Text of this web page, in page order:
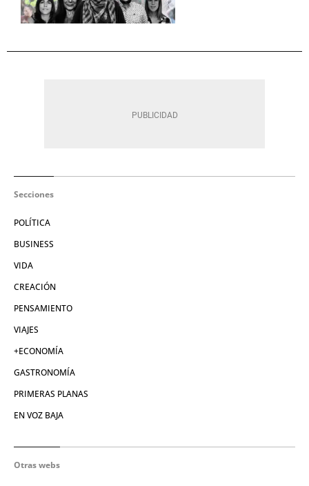
Secciones
POLÍTICA
BUSINESS
VIDA
CREACIÓN
PENSAMIENTO
VIAJES
+ECONOMÍA
GASTRONOMÍA
PRIMERAS PLANAS
EN VOZ BAJA
Otras webs